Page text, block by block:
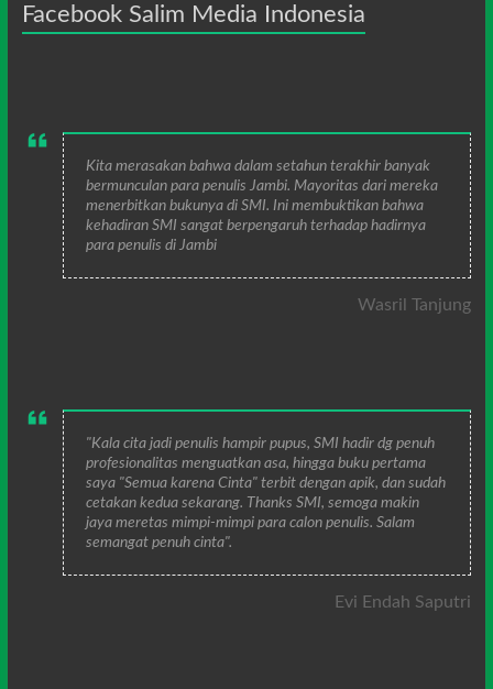
Facebook Salim Media Indonesia
Kita merasakan bahwa dalam setahun terakhir banyak
bermunculan para penulis Jambi. Mayoritas dari mereka
menerbitkan bukunya di SMI. Ini membuktikan bahwa
kehadiran SMI sangat berpengaruh terhadap hadirnya
para penulis di Jambi
Wasril Tanjung
"Kala cita jadi penulis hampir pupus, SMI hadir dg penuh
profesionalitas menguatkan asa, hingga buku pertama
saya "Semua karena Cinta" terbit dengan apik, dan sudah
cetakan kedua sekarang. Thanks SMI, semoga makin
jaya meretas mimpi-mimpi para calon penulis. Salam
semangat penuh cinta".
Evi Endah Saputri